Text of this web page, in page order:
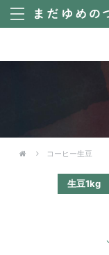
コーヒー生豆
生豆1kg